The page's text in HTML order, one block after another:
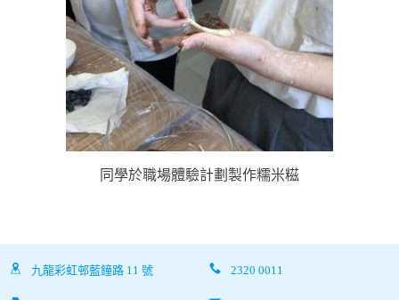
同學於職場體驗計劃製作糯米糍
九龍彩虹邨藍鐘路 11 號 2320 0011